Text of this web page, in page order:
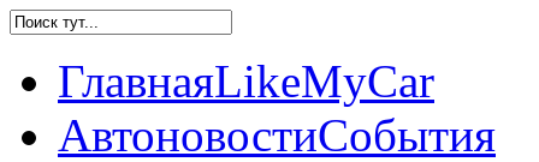
ГлавнаяLikeMyCar
АвтоновостиСобытия